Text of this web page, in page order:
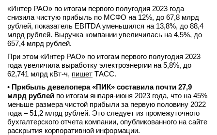
«Интер РАО» по итогам первого полугодия 2023 года
снизила чистую прибыль по МСФО на 12%, до 67,8 млрд
рублей, показатель EBITDA уменьшился на 13,8%, до 88,4
млрд рублей. Выручка компании увеличилась на 4,5%, до
657,4 млрд рублей.
При этом «Интер РАО» по итогам первого полугодия 2023
года увеличила выработку электроэнергии на 5,8%, до
62,741 млрд кВт-ч, пишет ТАСС.
• Прибыль девелопера «ПИК» составила почти 27,9
млрд рублей по итогам января-июня 2023 года, что на 45%
меньше размера чистой прибыли за первую половину 2022
года – 51,2 млрд рублей. Это следует из промежуточного
бухгалтерского отчета компании, опубликованного на сайте
раскрытия корпоративной информации.